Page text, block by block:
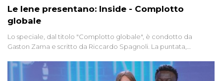
Le Iene presentano: Inside - Complotto
globale
Lo speciale, dal titolo "Complotto globale", è condotto da
Gaston Zama e scritto da Riccardo Spagnoli. La puntata,
racconta l'universo delle narrazioni alternative, dei sospetti
globali e del complottismo che negli ultimi anni hanno invaso